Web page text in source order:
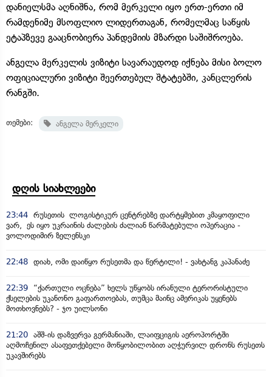
დანიელსმა აღნიშნა, რომ მერკელი იყო ერთ-ერთი იმ
რამდენიმე მსოფლიო ლიდერთაგან, რომელმაც საწყის
ეტაპზევე გააცნობიერა პანდემიის მზარდი საშიშროება.
ანგელა მერკელის ვიზიტი სავარაუდოდ იქნება მისი ბოლო
ოფიციალური ვიზიტი შეერთებულ შტატებში, კანცლერის
რანგში.
თემები: ანგელა მერკელი
დღის სიახლეები
23:44 რუსეთის ლოგისტიკურ ცენტრებზე დარტყმებით კმაყოფილი
ვარ, ეს იყო უკრაინის ძალების ძალიან წარმატებული ოპერაცია -
ვოლოდიმირ ზელენსკი
22:48 დიახ, ომი დაიწყო რუსეთმა და წერტილი! - ვახტანგ კაპანაძე
22:39
“ქართული ოცნება” ხელს უწყობს ირანული ტერორისტული
ქსელების უკანონო გაფართოებას, თუმცა მაინც ამერიკას უყენებს
მოთხოვნებს? - ჯო უილსონი
21:20 აშშ-ის დაზვერვა გერმანიაში, ლაიფციგის აეროპორტში
აღმოჩენილ ასაფეთქებელი მოწყობილობით აღჭურვილ დრონს რუსეთს
უკავშირებს